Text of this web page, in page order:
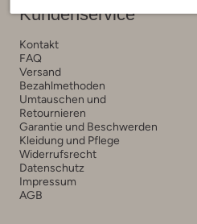
Kundenservice
Kontakt
FAQ
Versand
Bezahlmethoden
Umtauschen und
Retournieren
Garantie und Beschwerden
Kleidung und Pflege
Widerrufsrecht
Datenschutz
Impressum
AGB